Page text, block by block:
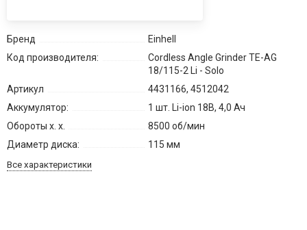
Бренд
Einhell
Код производителя:
Cordless Angle Grinder TE-AG
18/115-2 Li - Solo
Артикул
4431166, 4512042
Аккумулятор:
1 шт. Li-ion 18В, 4,0 Ач
Обороты х. х.
8500 об/мин
Диаметр диска:
115 мм
Все характеристики